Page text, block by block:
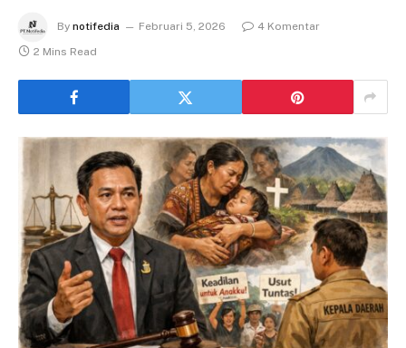
By notifedia Februari 5, 2026
4 Komentar
2 Mins Read